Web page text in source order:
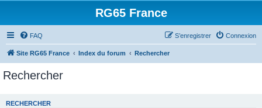
RG65 France
FAQ Connexion
S’enregistrer
Site RG65 France Index du forum Rechercher
Rechercher
RECHERCHER